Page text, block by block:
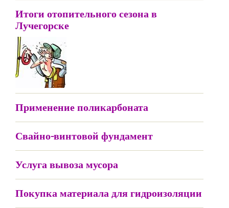
Итоги отопительного сезона в
Лучегорске
Применение поликарбоната
Свайно-винтовой фундамент
Услуга вывоза мусора
Покупка материала для гидроизоляции